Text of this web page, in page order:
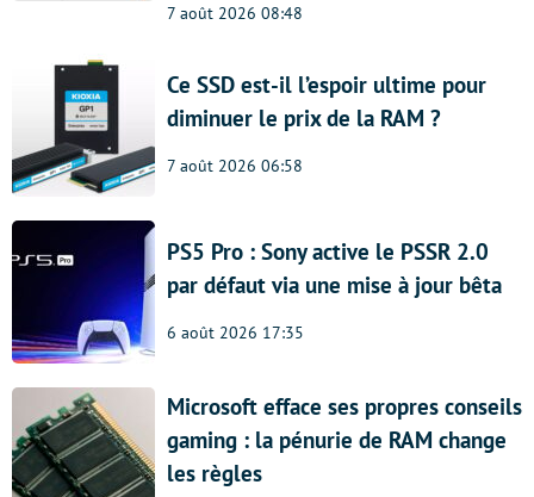
7 août 2026 08:48
Ce SSD est-il l’espoir ultime pour
diminuer le prix de la RAM ?
7 août 2026 06:58
PS5 Pro : Sony active le PSSR 2.0
par défaut via une mise à jour bêta
6 août 2026 17:35
Microsoft efface ses propres conseils
gaming : la pénurie de RAM change
les règles